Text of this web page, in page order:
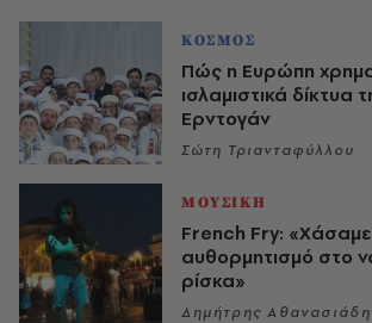
ΚΟΣΜΟΣ
Πώς η Ευρώπη
ισλαμιστικά δίκτυα
Ερντογάν
Σώτη Τριανταφύλλου
ΜΟΥΣΙΚΗ
French Fry:
αυθορμητισμό στο
ρίσκα»
Δημήτρης